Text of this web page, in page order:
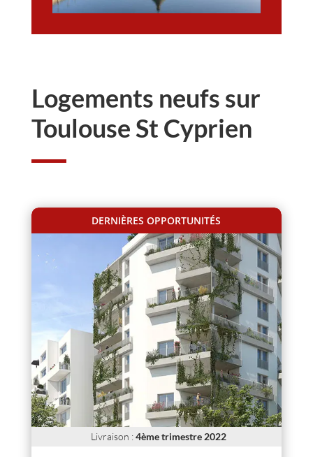
Logements neufs sur
Toulouse St Cyprien
DERNIÈRES OPPORTUNITÉS
Livraison :4ème trimestre 2022